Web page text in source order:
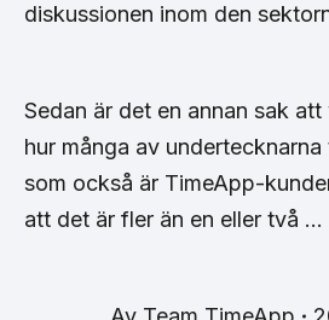
diskussionen inom den
Sedan är det en annan sak
hur många av
som också är TimeApp-
att det är fler än en eller två …